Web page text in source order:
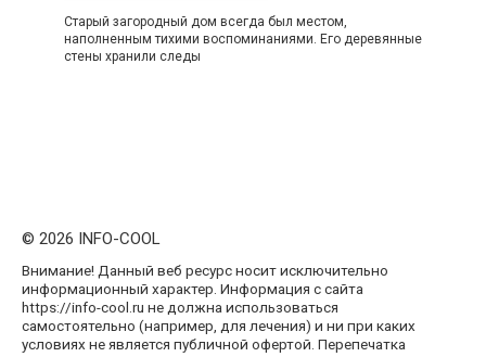
Старый загородный дом всегда был местом,
наполненным тихими воспоминаниями. Его деревянные
стены хранили следы
© 2026 INFO-COOL
Внимание! Данный веб ресурс носит исключительно
информационный характер. Информация с сайта
https://info-cool.ru не должна использоваться
самостоятельно (например, для лечения) и ни при каких
условиях не является публичной офертой. Перепечатка